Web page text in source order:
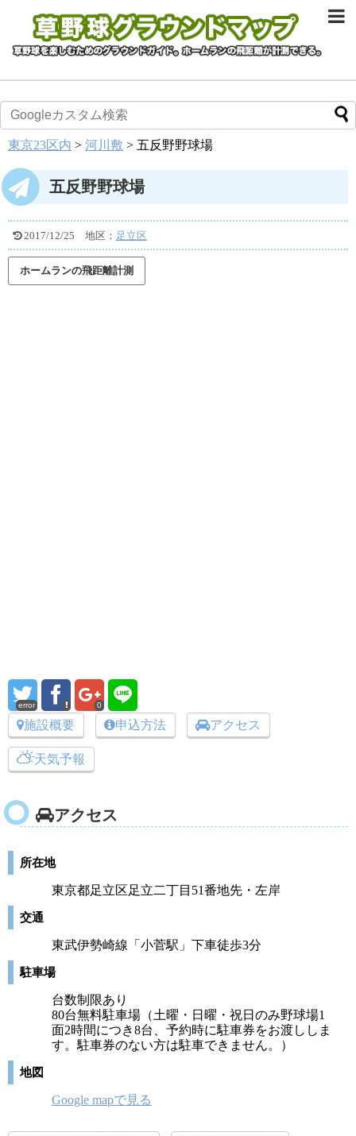
東京23区内 > 河川敷 > 五反野野球場
五反野野球場
2017/12/25 地区： 足立区
error 0
施設概要 申込方法 アクセス
天気予報
アクセス
所在地
東京都足立区足立二丁目51番地先・左岸
交通
東武伊勢崎線「小菅駅」下車徒歩3分
駐車場
台数制限あり
80台無料駐車場（土曜・日曜・祝日のみ野球場1
面2時間につき8台、予約時に駐車券をお渡ししま
す。駐車券のない方は駐車できません。）
地図
Google mapで見る